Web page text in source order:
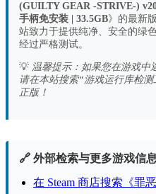
(GUILTY GEAR -STRIVE-)
手柄免安装 | 33.5GB》的最新
站致力于提供纯净、安全的绿
经过严格测试。
💡 温馨提示：如果您在游戏中
请在本站搜索“游戏运行库检
正版！
🔗 外部检索与更多游戏信息
在 Steam 商店搜索《罪